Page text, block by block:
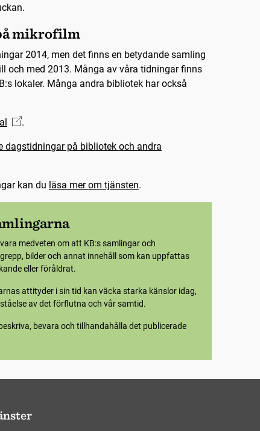
mikrofilm
2014, men det finns en betydande samling
och med 2013. Många av våra tidningar finns
lokaler. Många andra bibliotek har också
.
dagstidningar på bibliotek och andra
kan du läsa mer om tjänsten.
medveten om att KB:s samlingar och
bilder och annat innehåll som kan uppfattas
eller föråldrat.
attityder i sin tid kan väcka starka känslor idag,
av det förflutna och vår samtid.
bevara och tillhandahålla det publicerade